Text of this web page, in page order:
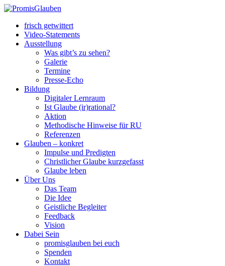
frisch getwittert
Video-Statements
Ausstellung
Was gibt’s zu sehen?
Galerie
Termine
Presse-Echo
Bildung
Digitaler Lernraum
Ist Glaube (ir)rational?
Aktion
Methodische Hinweise für RU
Referenzen
Glauben – konkret
Impulse und Predigten
Christlicher Glaube kurzgefasst
Glaube leben
Über Uns
Das Team
Die Idee
Geistliche Begleiter
Feedback
Vision
Dabei Sein
promisglauben bei euch
Spenden
Kontakt